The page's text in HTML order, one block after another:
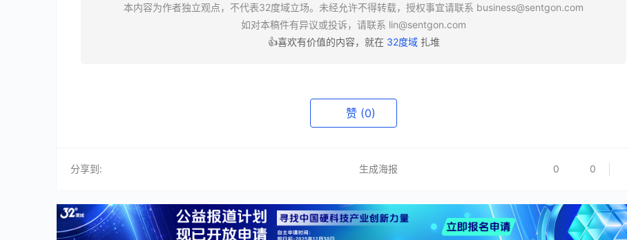
本内容为作者独立观点，不代表32度域立场。未经允许不得转载，授权事宜请联系 business@sentgon.com
如对本稿件有异议或投诉，请联系 lin@sentgon.com
👍喜欢有价值的内容，就在 32度域扎堆
赞 (0)
分享到: 生成海报 0 0